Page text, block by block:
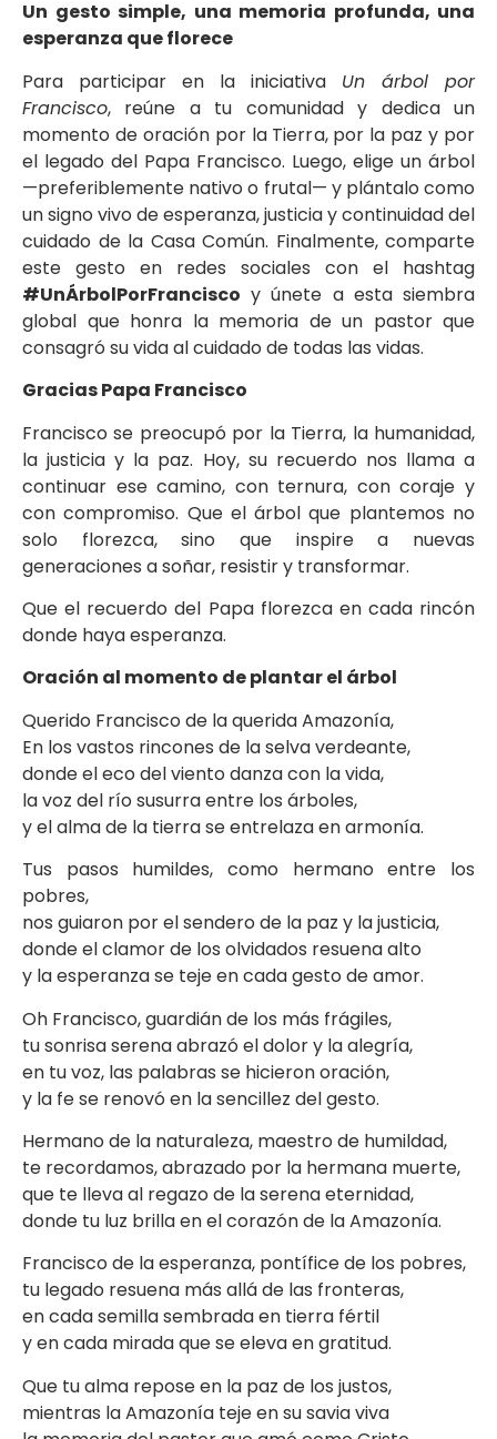
Un gesto simple, una memoria profunda, una
esperanza que florece
Para participar en la iniciativa Un árbol por
Francisco, reúne a tu comunidad y dedica un
momento de oración por la Tierra, por la paz y por
el legado del Papa Francisco. Luego, elige un árbol
—preferiblemente nativo o frutal— y plántalo como
un signo vivo de esperanza, justicia y continuidad del
cuidado de la Casa Común. Finalmente, comparte
este gesto en redes sociales con el hashtag
#UnÁrbolPorFrancisco y únete a esta siembra
global que honra la memoria de un pastor que
consagró su vida al cuidado de todas las vidas.
Gracias Papa Francisco
Francisco se preocupó por la Tierra, la humanidad,
la justicia y la paz. Hoy, su recuerdo nos llama a
continuar ese camino, con ternura, con coraje y
con compromiso. Que el árbol que plantemos no
solo florezca, sino que inspire a nuevas
generaciones a soñar, resistir y transformar.
Que el recuerdo del Papa florezca en cada rincón
donde haya esperanza.
Oración al momento de plantar el árbol
Querido Francisco de la querida Amazonía,
En los vastos rincones de la selva verdeante,
donde el eco del viento danza con la vida,
la voz del río susurra entre los árboles,
y el alma de la tierra se entrelaza en armonía.
Tus pasos humildes, como hermano entre los
pobres,
nos guiaron por el sendero de la paz y la justicia,
donde el clamor de los olvidados resuena alto
y la esperanza se teje en cada gesto de amor.
Oh Francisco, guardián de los más frágiles,
tu sonrisa serena abrazó el dolor y la alegría,
en tu voz, las palabras se hicieron oración,
y la fe se renovó en la sencillez del gesto.
Hermano de la naturaleza, maestro de humildad,
te recordamos, abrazado por la hermana muerte,
que te lleva al regazo de la serena eternidad,
donde tu luz brilla en el corazón de la Amazonía.
Francisco de la esperanza, pontífice de los pobres,
tu legado resuena más allá de las fronteras,
en cada semilla sembrada en tierra fértil
y en cada mirada que se eleva en gratitud.
Que tu alma repose en la paz de los justos,
mientras la Amazonía teje en su savia viva